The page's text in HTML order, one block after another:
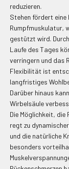
reduzieren.
Stehen fördert
Rumpfmuskulatur,
gestützt wird.
Laufe des Tages
verringern und das
Flexibilität ist
langfristiges
Darüber hinaus
Wirbelsäule
Die Möglichkeit, die
regt zu
und die natürliche
besonders